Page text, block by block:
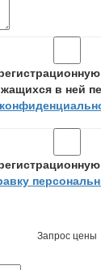
в ней
Запрос цены